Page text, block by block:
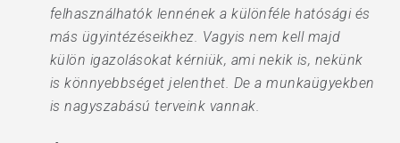
felhasználhatók lennének a különféle hatósági és
más ügyintézéseikhez. Vagyis nem kell majd
külön igazolásokat kérniük, ami nekik is, nekünk
is könnyebbséget jelenthet. De a munkaügyekben
is nagyszabású terveink vannak.